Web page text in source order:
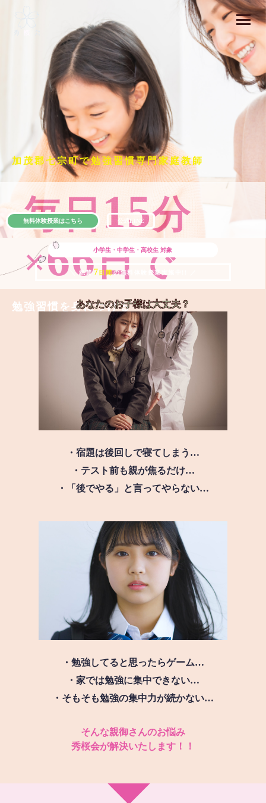
加茂郡七宗町で勉強習慣専門家庭教師
毎日15分
×66日で
勉強習慣を身につける
小学生・中学生・高校生 対象
＼ 絶賛 7 日間の無料体験授業実施中!! ／
無料体験授業はこちら 公式LINE
あなたのお子様は大丈夫？
・宿題は後回しで寝てしまう…
・テスト前も親が焦るだけ…
・「後でやる」と言ってやらない…
・勉強してると思ったらゲーム…
・家では勉強に集中できない…
・そもそも勉強の集中力が続かない…
そんな親御さんのお悩み
秀桜会が解決いたします！！